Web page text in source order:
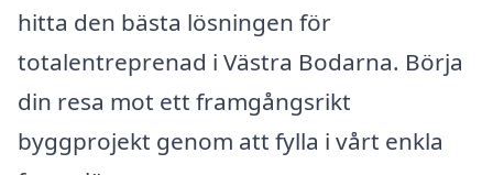
hitta den bästa lösningen för
totalentreprenad i Västra Bodarna. Börja
din resa mot ett framgångsrikt
byggprojekt genom att fylla i vårt enkla